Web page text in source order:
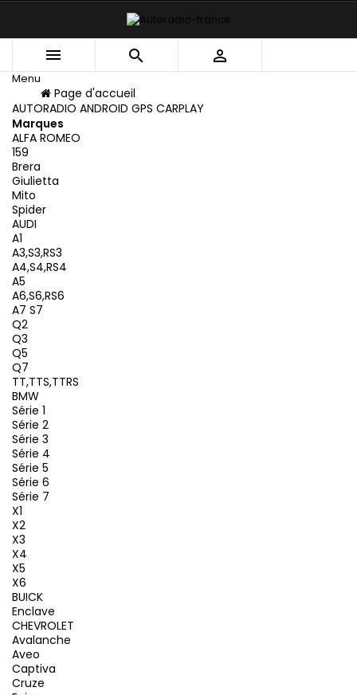
  
Menu
Page d'accueil
AUTORADIO ANDROID GPS CARPLAY
Marques
ALFA ROMEO
159
Brera
Giulietta
Mito
Spider
AUDI
A1
A3,S3,RS3
A4,S4,RS4
A5
A6,S6,RS6
A7 S7
Q2
Q3
Q5
Q7
TT,TTS,TTRS
BMW
Série 1
Série 2
Série 3
Série 4
Série 5
Série 6
Série 7
X1
X2
X3
X4
X5
X6
BUICK
Enclave
CHEVROLET
Avalanche
Aveo
Captiva
Cruze